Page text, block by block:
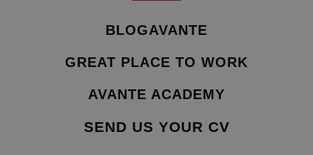
BLOGAVANTE
GREAT PLACE TO WORK
AVANTE ACADEMY
SEND US YOUR CV